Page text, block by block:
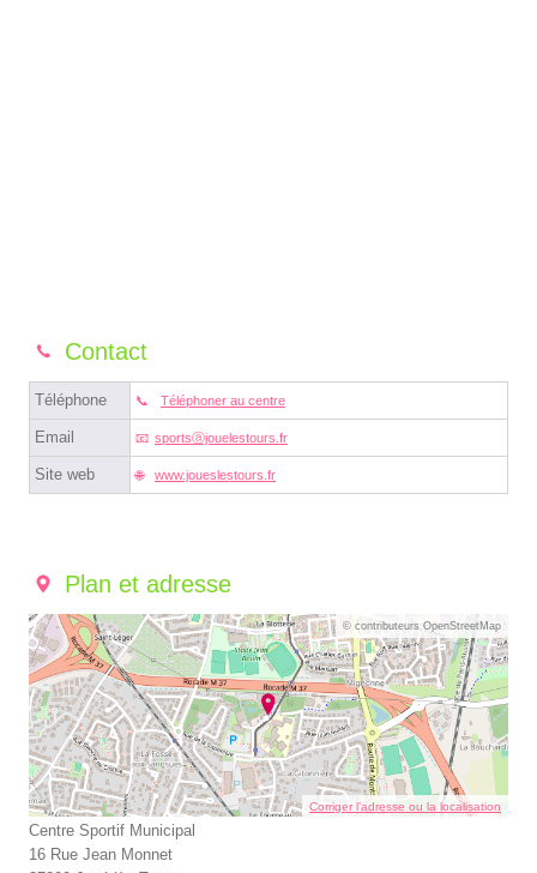
Contact
Téléphone Téléphoner au centre
Email sportsⓐjouelestours.fr
Site web www.joueslestours.fr
Plan et adresse
© contributeurs OpenStreetMap
Corriger l’adresse ou la localisation
Centre Sportif Municipal
16 Rue Jean Monnet